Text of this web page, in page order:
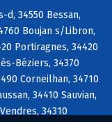
d, 34550 Bessan,
Boujan s/Libron,
Portiragnes, 34420
Béziers, 34370
Corneilhan, 34710
34410 Sauvian,
34310